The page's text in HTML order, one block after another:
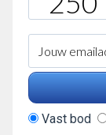
Vast bod